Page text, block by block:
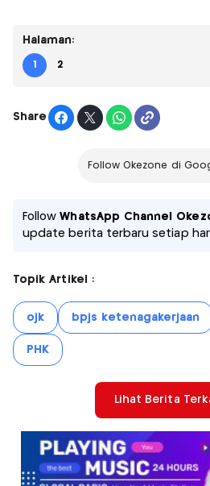
Halaman:
1 2
Share
Follow Okezone di
FollowWhatsApp Channel
update berita terbaru setiap
Topik Artikel :
ojk bpjs ketenagakerjaan
PHK
Lihat Berita